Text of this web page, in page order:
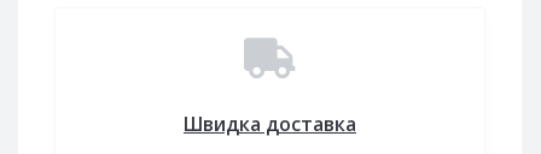
Швидка доставка